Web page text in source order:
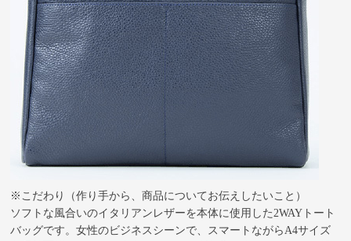
※こだわり（作り手から、商品についてお伝えしたいこと）
ソフトな風合いのイタリアンレザーを本体に使用した2WAYトート
バッグです。女性のビジネスシーンで、スマートながらA4サイズ